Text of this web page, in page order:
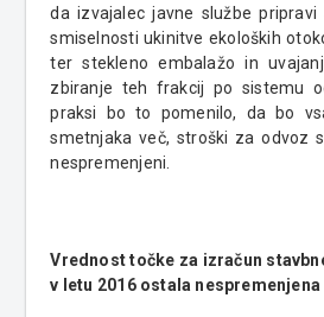
da izvajalec javne službe
smiselnosti ukinitve ekoloških
ter stekleno embalažo in
zbiranje teh frakcij po sistemu
praksi bo to pomenilo, da bo
smetnjaka več, stroški za odvoz
nespremenjeni.
Vrednost točke za izračun
v letu 2016 ostala nespremenjena